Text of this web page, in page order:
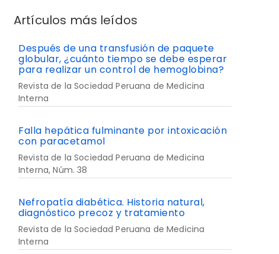
Artículos más leídos
Después de una transfusión de paquete
globular, ¿cuánto tiempo se debe esperar
para realizar un control de hemoglobina?
Revista de la Sociedad Peruana de Medicina
Interna
Falla hepática fulminante por intoxicación
con paracetamol
Revista de la Sociedad Peruana de Medicina
Interna, Núm. 38
Nefropatía diabética. Historia natural,
diagnóstico precoz y tratamiento
Revista de la Sociedad Peruana de Medicina
Interna